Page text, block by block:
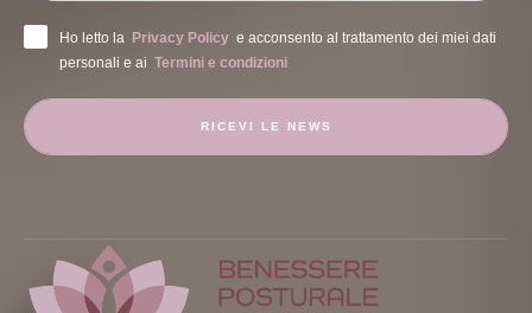
Ho letto la Privacy Policy e acconsento al trattamento dei miei dati
personali e ai Termini e condizioni
RICEVI LE NEWS